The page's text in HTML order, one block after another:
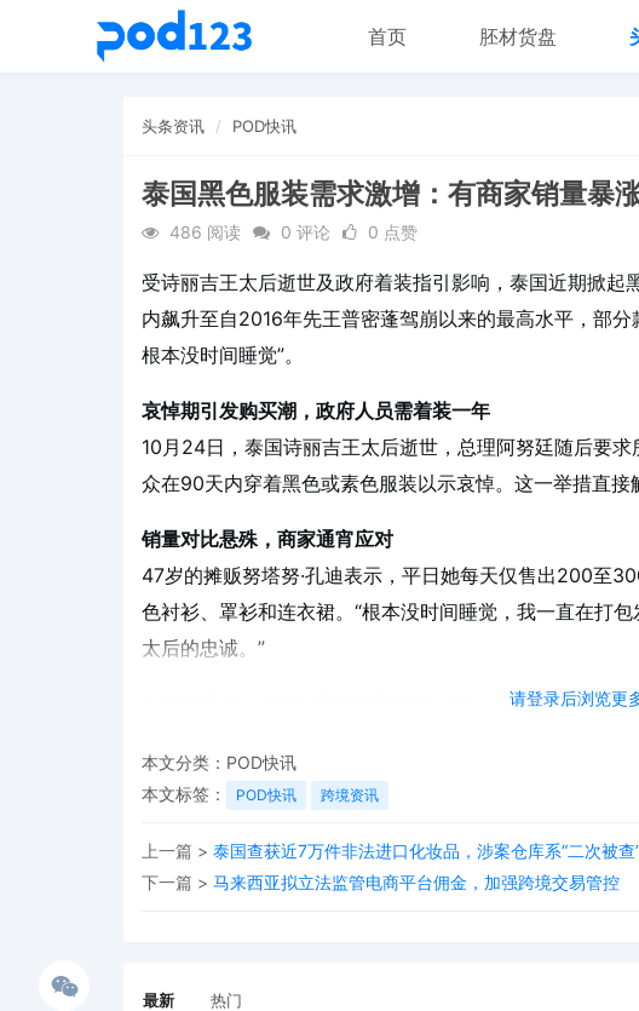
首页 胚材货盘
头条资讯 POD快讯
泰国黑色服装需求激增：有商家销量暴
486 阅读 0 评论 0 点赞
请登录后浏览更
受诗丽吉王太后逝世及政府着装指引影响，泰国近期掀起
内飙升至自2016年先王普密蓬驾崩以来的最高水平，部分
根本没时间睡觉”。
哀悼期引发购买潮，政府人员需着装一年
10月24日，泰国诗丽吉王太后逝世，总理阿努廷随后要
众在90天内穿着黑色或素色服装以示哀悼。这一举措直接
销量对比悬殊，商家通宵应对
47岁的摊贩努塔努·孔迪表示，平日她每天仅售出200至
色衬衫、罩衫和连衣裙。“根本没时间睡觉，我一直在打
太后的忠诚。”
在距离曼谷约400公里的武里南府，Chanarbhorn服装店
商务部发声，严禁借机哄抬价格
明码标价，任何价格调整都应有合理依据。
本文分类： POD快讯
本文标签：
POD快讯 跨境资讯
上一篇 > 泰国查获近7万件非法进口化妆品，涉案仓库系“二次被查
下一篇 > 马来西亚拟立法监管电商平台佣金，加强跨境交易管控
最新 热门